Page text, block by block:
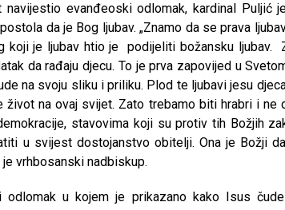
navijestio evanđeoski odlomak, kardinal Puljić
da je Bog ljubav. „Znamo da se prava
koji je ljubav htio je podijeliti božansku ljubav.
da rađaju djecu. To je prva zapovijed u
na svoju sliku i priliku. Plod te ljubavi jesu
život na ovaj svijet. Zato trebamo biti hrabri i ne
stavovima koji su protiv tih Božjih
u svijest dostojanstvo obitelji. Ona je Božji
vrhbosanski nadbiskup.
odlomak u kojem je prikazano kako Isus
u optužnicu Smrtovdan